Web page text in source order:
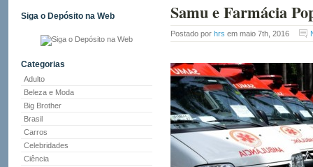
Siga o Depósito na Web
Categorias
Adulto
Beleza e Moda
Big Brother
Brasil
Carros
Celebridades
Ciência
Samu e Farmácia
Postado por hrs em maio 7th, 2016